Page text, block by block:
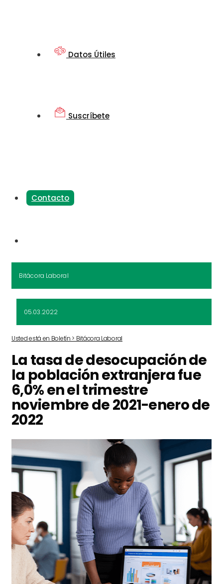
Datos Útiles
Suscríbete
Contacto
Bitácora Laboral
05.03.2022
Usted está en Boletín > Bitácora Laboral
La tasa de desocupación de
la población extranjera fue
6,0% en el trimestre
noviembre de 2021-enero de
2022